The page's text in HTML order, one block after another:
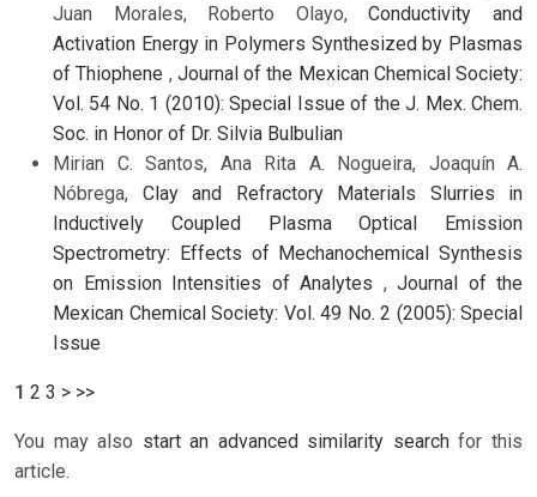
Juan Morales, Roberto Olayo,Conductivity and
Activation Energy in Polymers Synthesized by Plasmas
of Thiophene , Journal of the Mexican Chemical Society:
Vol. 54 No. 1 (2010): Special Issue of the J. Mex. Chem.
Soc. in Honor of Dr. Silvia Bulbulian
Mirian C. Santos, Ana Rita A. Nogueira, Joaquín A.
Nóbrega, Clay and Refractory Materials Slurries in
Inductively Coupled Plasma Optical Emission
Spectrometry: Effects of Mechanochemical Synthesis
on Emission Intensities of Analytes , Journal of the
Mexican Chemical Society: Vol. 49 No. 2 (2005): Special
Issue
1 2 3 > >>
You may also start an advanced similarity searchfor this
article.